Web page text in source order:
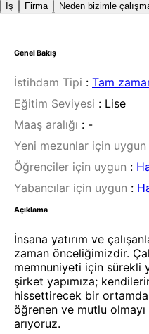
İş Firma Neden bizimle
Genel Bakış
İstihdam Tipi : Tam
Eğitim Seviyesi : Lise
Maaş aralığı : -
Yeni mezunlar için uygun
Öğrenciler için uygun :
Yabancılar için uygun :
Açıklama
İnsana yatırım ve
zaman önceliğimizdir.
memnuniyeti için sürekli
şirket yapımıza;
hissettirecek bir
öğrenen ve mutlu
arıyoruz.